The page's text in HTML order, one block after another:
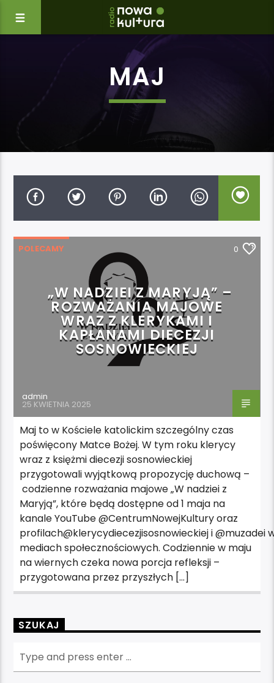
MAJ
POLECAMY 0
„W NADZIEI Z MARYJĄ” –
ROZWAŻANIA MAJOWE
WRAZ Z KLERYKAMI I
KAPŁANAMI DIECEZJI
SOSNOWIECKIEJ
admin
25 KWIETNIA 2025
Maj to w Kościele katolickim szczególny czas
poświęcony Matce Bożej. W tym roku klerycy
wraz z księżmi diecezji sosnowieckiej
przygotowali wyjątkową propozycję duchową –
codzienne rozważania majowe „W nadziei z
Maryją”, które będą dostępne od 1 maja na
kanale YouTube @CentrumNowejKultury oraz
profilach@klerycydiecezjisosnowieckiej i @muzadei
mediach społecznościowych. Codziennie w maju
na wiernych czeka nowa porcja refleksji –
przygotowana przez przyszłych […]
SZUKAJ